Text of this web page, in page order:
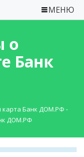
МЕНЮ
о
Банк
карта Банк ДОМ.РФ -
ДОМ.РФ